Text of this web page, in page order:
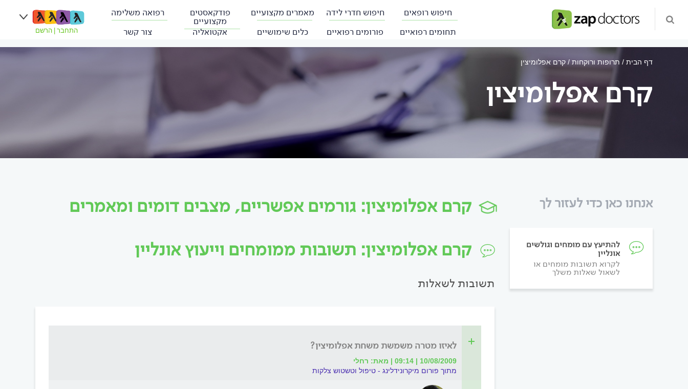
חיפוש רופאים חיפוש חדרי לידה מאמרים מקצועיים פודקאסטים
מקצועיים
רפואה משלימה
תחומים רפואיים
פורומים רפואיים כלים שימושיים אקטואליה צור קשר התחבר הרשם
דף הבית תרופות ורוקחות קרם אפלומיצין
קרם אפלומיצין
אנחנו כאן כדי לעזור לך
להתיעץ עם מומחים וגולשים
אונליין
לקרוא תשובות מומחים או
לשאול שאלות משלך
קרם אפלומיצין: גורמים אפשריים, מצבים דומים ומאמרים
קרם אפלומיצין: תשובות ממומחים וייעוץ אונליין
תשובות לשאלות
לאיזו מטרה משמשת משחת אפלומיצין?
10/08/2009 | 09:14 | מאת: רחלי
מתוך פורום מיקרונידלינג - טיפול וטשטוש צלקות